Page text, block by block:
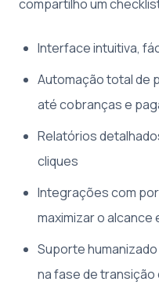
compartilho um
Interface intuitiva,
Automação total de
até cobranças e
Relatórios
cliques
Integrações com
maximizar o
Suporte
na fase de transição